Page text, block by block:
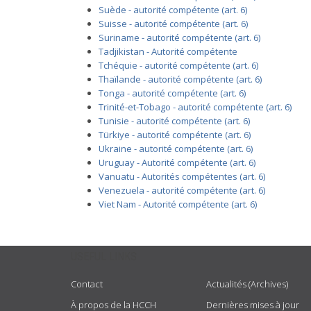
Suède - autorité compétente (art. 6)
Suisse - autorité compétente (art. 6)
Suriname - autorité compétente (art. 6)
Tadjikistan - Autorité compétente
Tchéquie - autorité compétente (art. 6)
Thaïlande - autorité compétente (art. 6)
Tonga - autorité compétente (art. 6)
Trinité-et-Tobago - autorité compétente (art. 6)
Tunisie - autorité compétente (art. 6)
Türkiye - autorité compétente (art. 6)
Ukraine - autorité compétente (art. 6)
Uruguay - Autorité compétente (art. 6)
Vanuatu - Autorités compétentes (art. 6)
Venezuela - autorité compétente (art. 6)
Viet Nam - Autorité compétente (art. 6)
Contact
À propos de la HCCH
Actualités (Archives)
Dernières mises à jour